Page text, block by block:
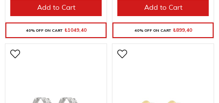
40% OFF ON CART ₺1049,40
Add to Cart
40% OFF ON CART ₺899,40
Add to Cart